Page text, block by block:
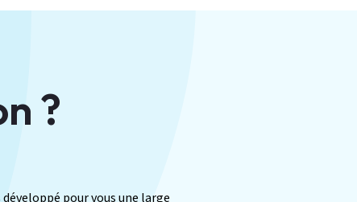
?
pour vous une large